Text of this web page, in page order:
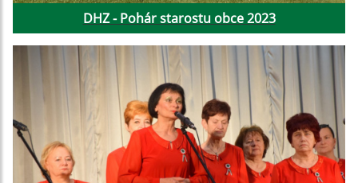
DHZ - Pohár starostu obce 2023